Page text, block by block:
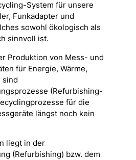
System für unsere
Funkadapter und
sowohl ökologisch als
sinnvoll ist.
Produktion von Mess- und
für Energie, Wärme,
sind
(Refurbishing-
für die
längst noch kein
liegt in der
(Refurbishing) bzw. dem